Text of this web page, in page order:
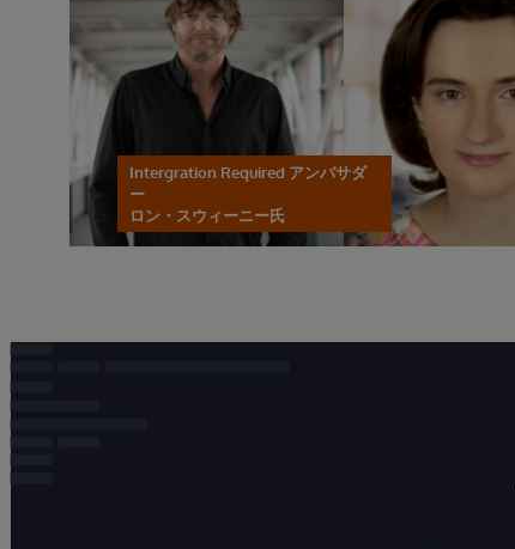
Intergration Required アンバサダ
ー
ロン・スウィーニー氏